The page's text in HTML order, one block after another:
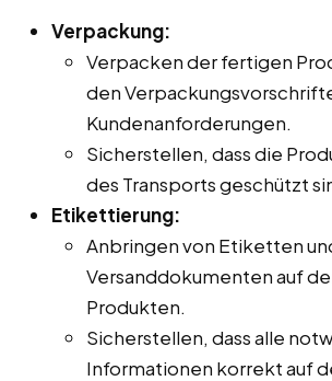
Verpackung:
Verpacken der fertigen
den
Kundenanforderungen.
Sicherstellen, dass die
des Transports geschützt
Etikettierung:
Anbringen von Etiketten
Versanddokumenten auf
Produkten.
Sicherstellen, dass alle
Informationen korrekt auf